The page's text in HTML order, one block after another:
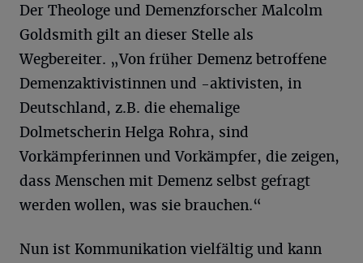
Der Theologe und Demenzforscher Malcolm
Goldsmith gilt an dieser Stelle als
Wegbereiter. „Von früher Demenz betroffene
Demenzaktivistinnen und -aktivisten, in
Deutschland, z.B. die ehemalige
Dolmetscherin Helga Rohra, sind
Vorkämpferinnen und Vorkämpfer, die zeigen,
dass Menschen mit Demenz selbst gefragt
werden wollen, was sie brauchen.“
Nun ist Kommunikation vielfältig und kann